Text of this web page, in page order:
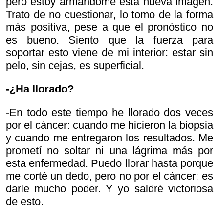
Trato de no cuestionar, lo tomo de la forma
más positiva, pese a que el pronóstico no
es bueno. Siento que la fuerza para
soportar esto viene de mi interior: estar sin
pelo, sin cejas, es superficial.
-¿Ha llorado?
-En todo este tiempo he llorado dos veces
por el cáncer: cuando me hicieron la biopsia
y cuando me entregaron los resultados. Me
prometí no soltar ni una lágrima más por
esta enfermedad. Puedo llorar hasta porque
me corté un dedo, pero no por el cáncer; es
darle mucho poder. Y yo saldré victoriosa
de esto.